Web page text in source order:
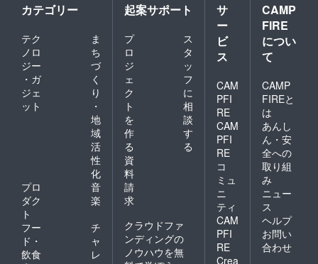
カテゴリー
テク
ノロ
ジー
・ガ
ジェ
ット
ま
ち
づ
く
り
・
地
域
活
性
化
プロ
ダク
ト
音
楽
フー
ド・
飲食
チ
ャ
レ
起案サポート
プ
ロ
ジ
ェ
ク
ト
を
作
る
ス
タ
ッ
フ
に
相
談
す
る
資
料
請
求
クラウドファ
ンディングの
ノウハウを無
サ
ー
ビ
ス
CAM
PFI
RE
CAM
PFI
RE
コ
ミュ
ニ
ティ
CAM
PFI
RE
Crea
CAMP
FIRE
につい
て
CAMP
FIREと
は
あんし
ん・安
全への
取り組
み
ニュー
ス
ヘルプ
お問い
合わせ